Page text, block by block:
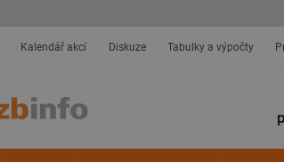
Kalendář akcí Diskuze Tabulky a výpočty